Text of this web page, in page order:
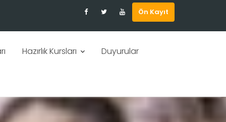
Ön Kayıt
Hazırlık Kursları Duyurular